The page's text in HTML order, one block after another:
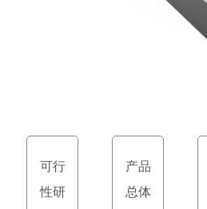
可行
性研
产品
总体